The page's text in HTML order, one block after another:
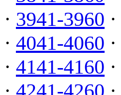
· 3941-3960 ·
· 4041-4060 ·
· 4141-4160 ·